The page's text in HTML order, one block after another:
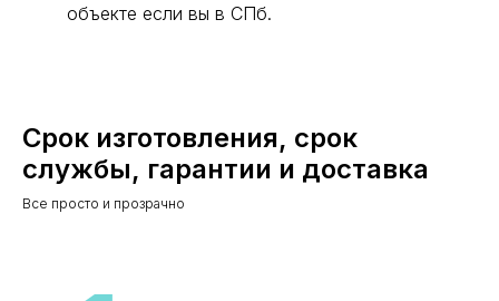
объекте если вы в СПб.
Срок изготовления, срок
службы, гарантии и доставка
Все просто и прозрачно